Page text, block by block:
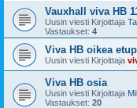
Vauxhall viva HB
Uusin viesti Kirjoittaja
Vastaukset: 4
Viva HB oikea
Uusin viesti Kirjoittaja
Viva HB osia
Uusin viesti Kirjoittaja
Vastaukset: 20